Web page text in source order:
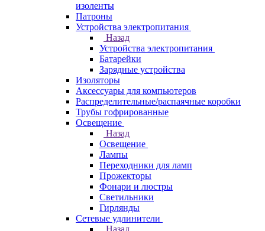
изоленты
Патроны
Устройства электропитания
Назад
Устройства электропитания
Батарейки
Зарядные устройства
Изоляторы
Аксессуары для компьютеров
Распределительные/распаячные коробки
Трубы гофрированные
Освещение
Назад
Освещение
Лампы
Переходники для ламп
Прожекторы
Фонари и люстры
Светильники
Гирлянды
Сетевые удлинители
Назад